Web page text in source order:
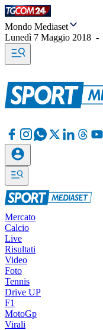
Mondo Mediaset
Lunedì 7 Maggio 2018 -
Mercato
Calcio
Live
Risultati
Video
Foto
Tennis
Drive UP
F1
MotoGp
Virali